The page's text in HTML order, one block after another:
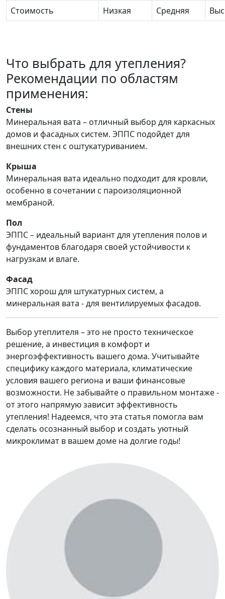
Стоимость
Низкая Средняя
Что выбрать для утепления?
Рекомендации по областям
применения:
Стены
Минеральная вата – отличный выбор для каркасных
домов и фасадных систем. ЭППС подойдет для
внешних стен с оштукатуриванием.
Крыша
Минеральная вата идеально подходит для кровли,
особенно в сочетании с пароизоляционной
мембраной.
Пол
ЭППС – идеальный вариант для утепления полов и
фундаментов благодаря своей устойчивости к
нагрузкам и влаге.
Фасад
ЭППС хорош для штукатурных систем, а
минеральная вата - для вентилируемых фасадов.
Выбор утеплителя – это не просто техническое
решение, а инвестиция в комфорт и
энергоэффективность вашего дома. Учитывайте
специфику каждого материала, климатические
условия вашего региона и ваши финансовые
возможности. Не забывайте о правильном монтаже -
от этого напрямую зависит эффективность
утепления! Надеемся, что эта статья помогла вам
сделать осознанный выбор и создать уютный
микроклимат в вашем доме на долгие годы!